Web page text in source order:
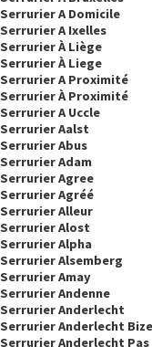
Serrurier A Domicile
Serrurier A Ixelles
Serrurier À Liège
Serrurier À Liege
Serrurier A Proximité
Serrurier À Proximité
Serrurier A Uccle
Serrurier Aalst
Serrurier Abus
Serrurier Adam
Serrurier Agree
Serrurier Agréé
Serrurier Alleur
Serrurier Alost
Serrurier Alpha
Serrurier Alsemberg
Serrurier Amay
Serrurier Andenne
Serrurier Anderlecht
Serrurier Anderlecht
Serrurier Anderlecht Pas